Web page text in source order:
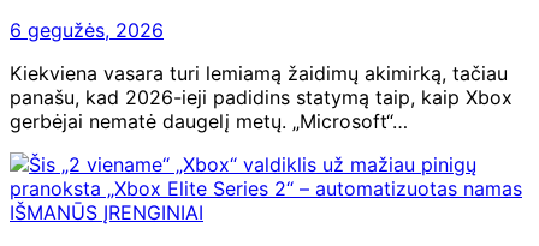
6 gegužės, 2026
Kiekviena vasara turi lemiamą žaidimų akimirką, tačiau
panašu, kad 2026-ieji padidins statymą taip, kaip Xbox
gerbėjai nematė daugelį metų. „Microsoft“…
IŠMANŪS ĮRENGINIAI